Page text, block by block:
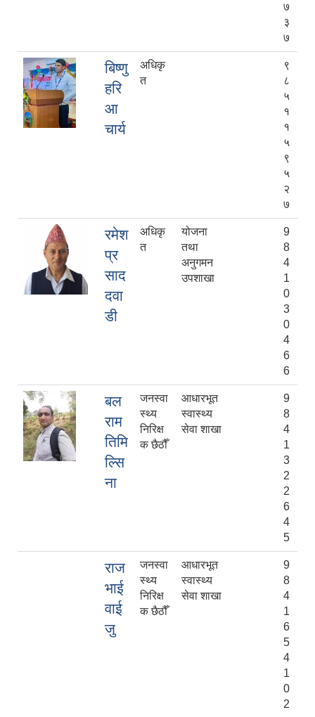
७
३
७
बिष्णु
हरि
आ
चार्य
अधिकृ
त
९
८
५
१
१
५
९
५
२
७
रमेश
प्र
साद
दवा
डी
अधिकृ
त
योजना
तथा
अनुगमन
उपशाखा
9
8
4
1
0
3
0
4
6
6
बल
राम
तिमि
ल्सि
ना
जनस्वा
स्थ्य
निरिक्ष
क छैठौँ
आधारभूत
स्वास्थ्य
सेवा शाखा
9
8
4
1
3
2
2
6
4
5
राज
भाई
वाई
जु
जनस्वा
स्थ्य
निरिक्ष
क छैठौँ
आधारभूत
स्वास्थ्य
सेवा शाखा
9
8
4
1
6
5
4
1
0
2